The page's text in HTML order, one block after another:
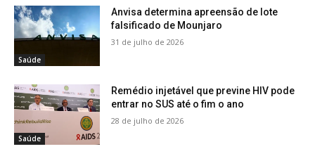
Saúde
Anvisa determina apreensão de lote
falsificado de Mounjaro
31 de julho de 2026
Saúde
Remédio injetável que previne HIV pode
entrar no SUS até o fim o ano
28 de julho de 2026